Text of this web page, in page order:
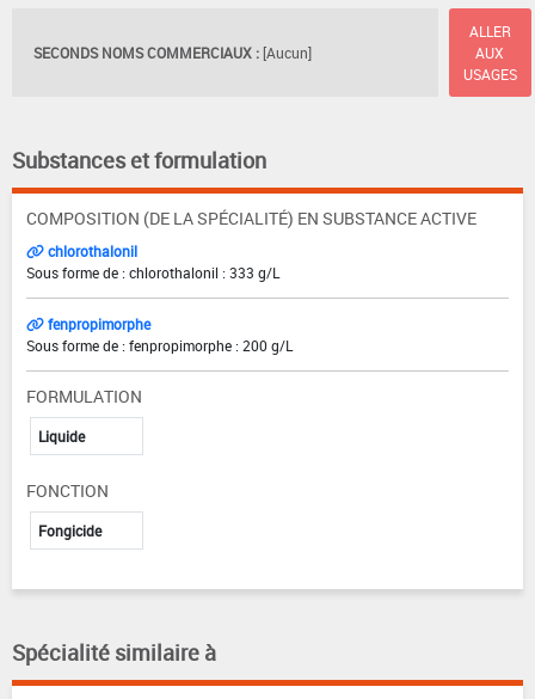
SECONDS NOMS COMMERCIAUX : [Aucun]
ALLER
AUX
USAGES
Substances et formulation
COMPOSITION (DE LA SPÉCIALITÉ) EN SUBSTANCE ACTIVE
chlorothalonil
Sous forme de : chlorothalonil : 333 g/L
fenpropimorphe
Sous forme de : fenpropimorphe : 200 g/L
FORMULATION
Liquide
FONCTION
Fongicide
Spécialité similaire à